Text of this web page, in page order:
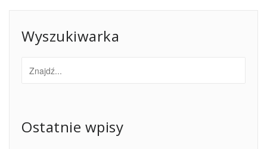
Wyszukiwarka
Ostatnie wpisy